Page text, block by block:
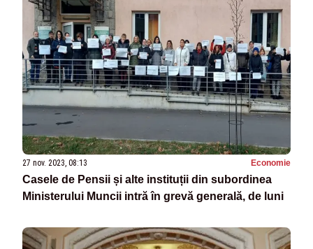
27 nov. 2023, 08:13 Economie
Casele de Pensii și alte instituții din subordinea
Ministerului Muncii intră în grevă generală, de luni